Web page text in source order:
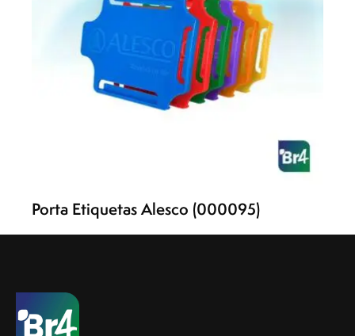
Porta Etiquetas Alesco (000095)